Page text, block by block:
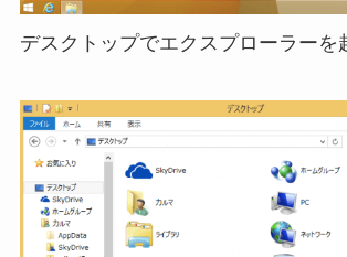
デスクトップでエクスプローラーを